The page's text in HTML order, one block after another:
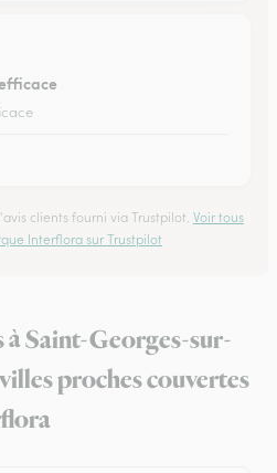
clients fourni via Trustpilot. Voir tous
Interflora sur Trustpilot
Saint-Georges-sur-
proches couvertes